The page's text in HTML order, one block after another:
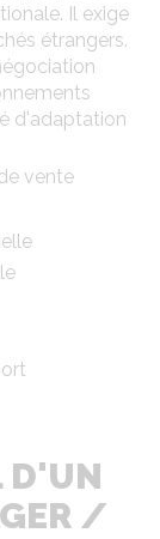
Il exige
étrangers.
d'adaptation
vente
D'UN
/